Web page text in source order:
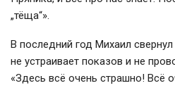
„тёща“».
В последний год Михаил
не устраивает показов и не
«Здесь всё очень страшно! Всё